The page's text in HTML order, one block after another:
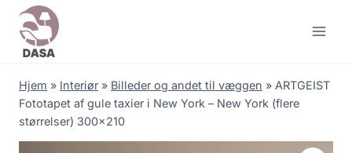
Skip
content
Hjem » Interiør » Billeder og andet til væggen » ARTGEIST
Fototapet af gule taxier i New York – New York (flere
størrelser) 300×210